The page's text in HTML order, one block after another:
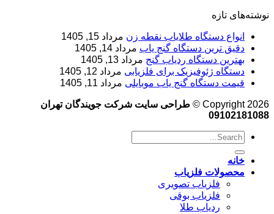
نوشته‌های تازه
انواع دستگاه طلایاب نقطه زن مرداد 15, 1405
دقیق ترین دستگاه گنج یاب مرداد 14, 1405
بهترین دستگاه ردیاب گنج مرداد 13, 1405
دستگاه ژئوفیزیک برای فلزیابی مرداد 12, 1405
قیمت دستگاه گنج یاب موبایلی مرداد 11, 1405
Copyright 2026 ©
طراحی سایت شرکت جویندگان تهران
09102181088
خانه
محصولات فلزیاب
فلزیاب تصویری
فلزیاب بوقی
ردیاب طلا